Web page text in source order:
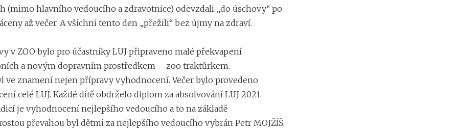
(mimo hlavního vedoucího a zdravotnice) odevzdali „do úschovy“ po
až večer. A všichni tento den „přežili“ bez újmy na zdraví.
v ZOO bylo pro účastníky LUJ připraveno malé překvapení
a novým dopravním prostředkem – zoo traktůrkem.
ve znamení nejen přípravy vyhodnocení. Večer bylo provedeno
celé LUJ. Každé dítě obdrželo diplom za absolvování LUJ 2021.
je vyhodnocení nejlepšího vedoucího a to na základě
převahou byl dětmi za nejlepšího vedoucího vybrán Petr MOJŽÍŠ.